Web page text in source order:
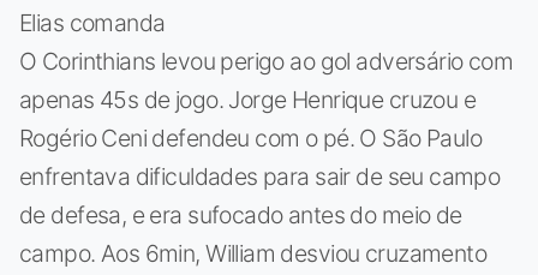
Elias comanda
O Corinthians levou perigo ao gol adversário com
apenas 45s de jogo. Jorge Henrique cruzou e
Rogério Ceni defendeu com o pé. O São Paulo
enfrentava dificuldades para sair de seu campo
de defesa, e era sufocado antes do meio de
campo. Aos 6min, William desviou cruzamento